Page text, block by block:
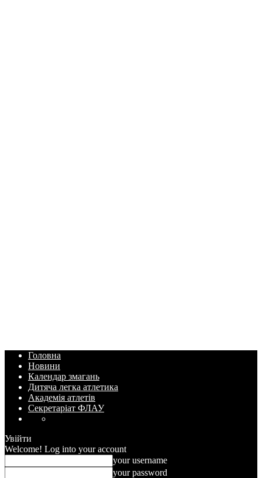
Головна
Новини
Календар змагань
Дитяча легка атлетика
Академія атлетів
Секретаріат ФЛАУ
Увійти
Welcome! Log into your account
your username
your password